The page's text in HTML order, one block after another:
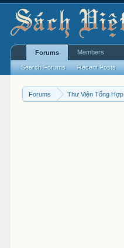
Forums Thư Viện Tổng Hợp
Forums
Search Forums Recent Posts
Members